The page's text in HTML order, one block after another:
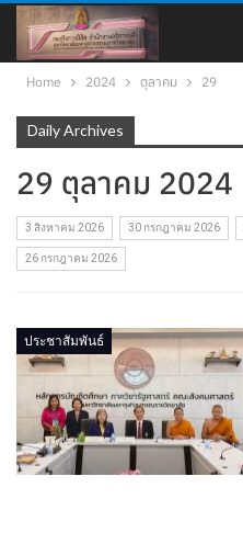
Home 2024 ตุลาคม 29
Daily Archives
29 ตุลาคม 2024
3 สิงหาคม 2026 30 กรกฎาคม 2026
26 กรกฎาคม 2026
ประชาสัมพันธ์